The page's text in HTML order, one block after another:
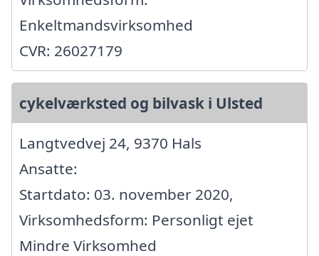
Enkeltmandsvirksomhed
CVR: 26027179
cykelværksted og bilvask i Ulsted
Langtvedvej 24, 9370 Hals
Ansatte:
Startdato: 03. november 2020,
Virksomhedsform: Personligt ejet
Mindre Virksomhed